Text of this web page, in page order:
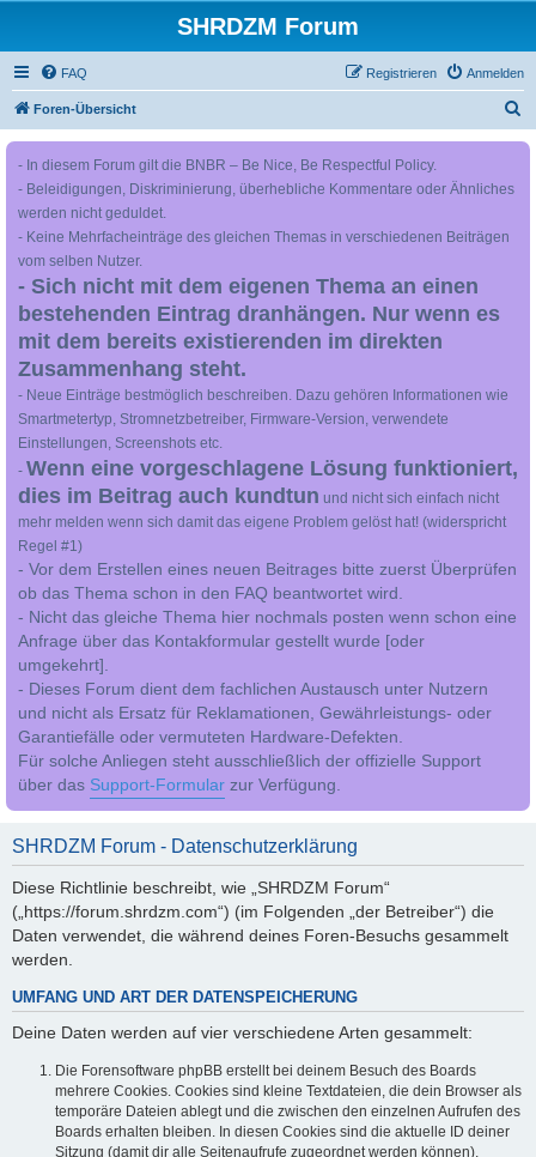
SHRDZM Forum
FAQ Anmelden
Registrieren
Foren-Übersicht
- In diesem Forum gilt die BNBR – Be Nice, Be Respectful Policy.
- Beleidigungen, Diskriminierung, überhebliche Kommentare oder Ähnliches
werden nicht geduldet.
- Keine Mehrfacheinträge des gleichen Themas in verschiedenen Beiträgen
vom selben Nutzer.
- Sich nicht mit dem eigenen Thema an einen
bestehenden Eintrag dranhängen. Nur wenn es
mit dem bereits existierenden im direkten
Zusammenhang steht.
- Neue Einträge bestmöglich beschreiben. Dazu gehören Informationen wie
Smartmetertyp, Stromnetzbetreiber, Firmware-Version, verwendete
Einstellungen, Screenshots etc.
- Wenn eine vorgeschlagene Lösung funktioniert,
dies im Beitrag auch kundtun und nicht sich einfach nicht
mehr melden wenn sich damit das eigene Problem gelöst hat! (widerspricht
Regel #1)
- Vor dem Erstellen eines neuen Beitrages bitte zuerst Überprüfen
ob das Thema schon in den FAQ beantwortet wird.
- Nicht das gleiche Thema hier nochmals posten wenn schon eine
Anfrage über das Kontakformular gestellt wurde [oder
umgekehrt].
- Dieses Forum dient dem fachlichen Austausch unter Nutzern
und nicht als Ersatz für Reklamationen, Gewährleistungs- oder
Garantiefälle oder vermuteten Hardware-Defekten.
Für solche Anliegen steht ausschließlich der offizielle Support
über das Support-Formular zur Verfügung.
SHRDZM Forum - Datenschutzerklärung
Diese Richtlinie beschreibt, wie „SHRDZM Forum“
(„https://forum.shrdzm.com“) (im Folgenden „der Betreiber“) die
Daten verwendet, die während deines Foren-Besuchs gesammelt
werden.
UMFANG UND ART DER DATENSPEICHERUNG
Deine Daten werden auf vier verschiedene Arten gesammelt:
Die Forensoftware phpBB erstellt bei deinem Besuch des Boards
mehrere Cookies. Cookies sind kleine Textdateien, die dein Browser als
temporäre Dateien ablegt und die zwischen den einzelnen Aufrufen des
Boards erhalten bleiben. In diesen Cookies sind die aktuelle ID deiner
Sitzung (damit dir alle Seitenaufrufe zugeordnet werden können),